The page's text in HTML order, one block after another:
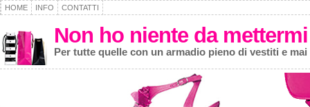
HOME INFO CONTATTI
Non ho niente da mettermi
Per tutte quelle con un armadio pieno di vestiti e